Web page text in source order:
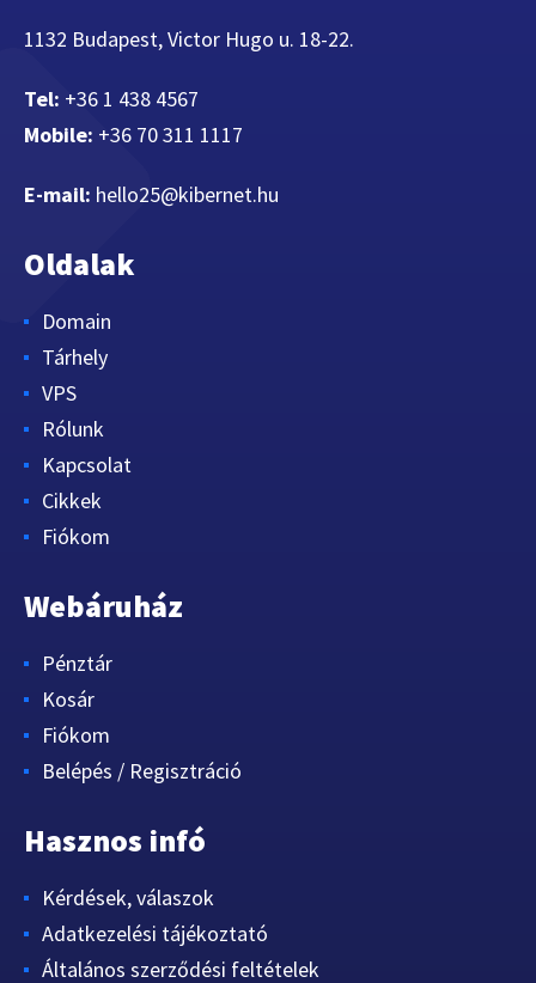
1132 Budapest, Victor Hugo u. 18-22.
Tel: +36 1 438 4567
Mobile: +36 70 311 1117
E-mail: hello25@kibernet.hu
Oldalak
Domain
Tárhely
VPS
Rólunk
Kapcsolat
Cikkek
Fiókom
Webáruház
Pénztár
Kosár
Fiókom
Belépés / Regisztráció
Hasznos infó
Kérdések, válaszok
Adatkezelési tájékoztató
Általános szerződési feltételek